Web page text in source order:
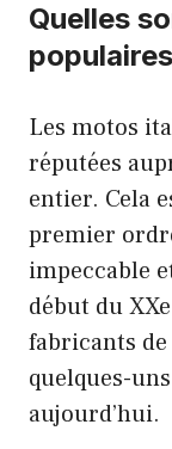
Quelles
Les motos
réputées
entier. Cela
premier
impeccable
début du
fabricants
quelques-
aujourd’hui.